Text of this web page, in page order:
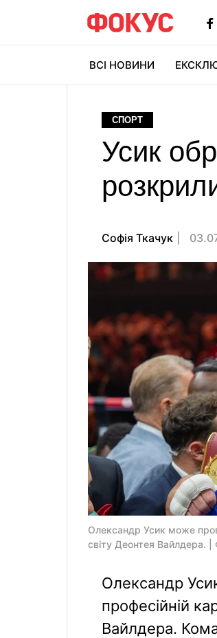
ВСІ НОВИНИ
СПОРТ
Усик
Софія Ткачук
Олександр Усик може
світу Деонтея Вайлдера. |
Олександр
професійній
Вайлдера.